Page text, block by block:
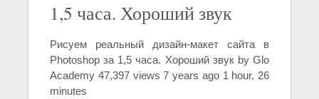
1,5 часа. Хороший звук
Рисуем реальный дизайн-макет сайта в
Photoshop за 1,5 часа. Хороший звук by Glo
Academy 47,397 views 7 years ago 1 hour, 26
minutes